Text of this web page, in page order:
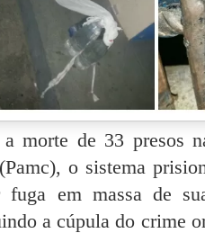
morte de 33 presos
o sistema
em massa de
a cúpula do crime